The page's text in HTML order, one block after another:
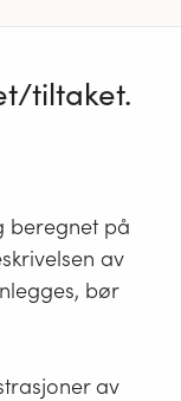
tiltaket.
beregnet på
av
bør
av